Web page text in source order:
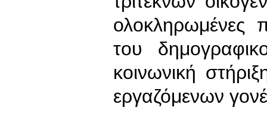
ολοκληρωμένες
του
κοινωνική
εργαζόμενων